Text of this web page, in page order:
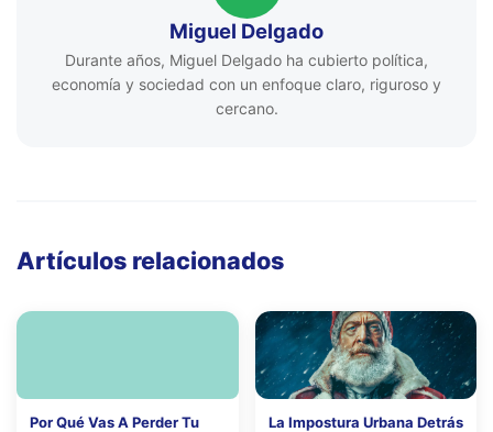
Miguel Delgado
Durante años, Miguel Delgado ha cubierto política,
economía y sociedad con un enfoque claro, riguroso y
cercano.
Artículos relacionados
Por Qué Vas A Perder Tu
La Impostura Urbana Detrás